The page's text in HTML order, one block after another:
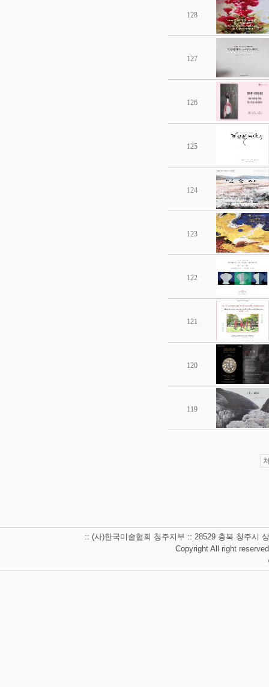
128
127
126
125
124
123
122
121
120
119
:: (사)한국미술협회 청주지부 :: 28529 충북 청주시
Copyright All right